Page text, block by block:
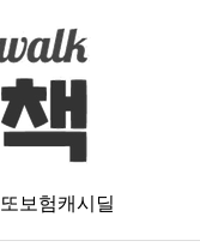
보험캐시딜